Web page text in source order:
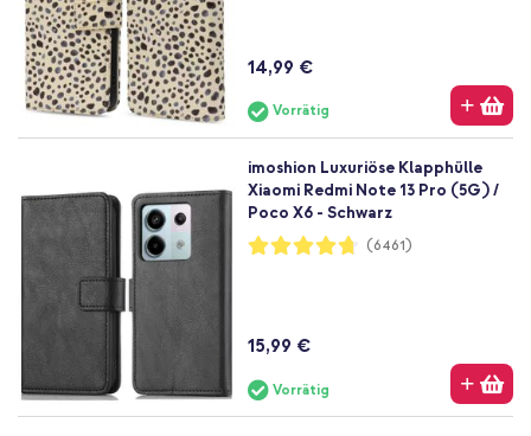
14,99 €
Vorrätig
imoshion Luxuriöse Klapphülle
Xiaomi Redmi Note 13 Pro (5G) /
Poco X6 - Schwarz
Bewertung:
94%
(6461)
15,99 €
Vorrätig